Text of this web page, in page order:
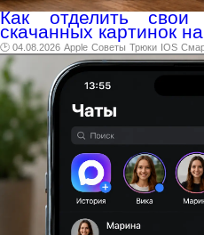
Как отделить
скачанных картинок
🕑 04.08.2026 Apple Советы Трюки IOS